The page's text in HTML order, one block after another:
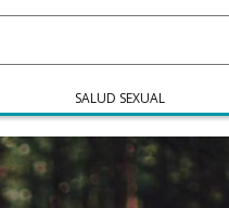
SALUD SEXUAL